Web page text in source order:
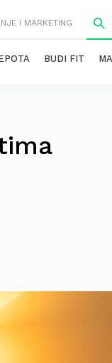
I MARKETING
BUDI FIT